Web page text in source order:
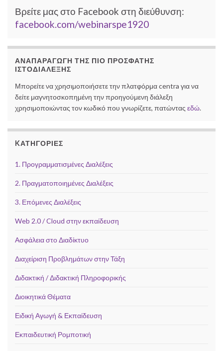
Βρείτε μας στο Facebook στη διεύθυνση:
facebook.com/webinarspe1920
ΑΝΑΠΑΡΑΓΩΓΉ ΤΗΣ ΠΙΟ ΠΡΌΣΦΑΤΗΣ
ΙΣΤΟΔΙΆΛΕΞΗΣ
Μπορείτε να χρησιμοποιήσετε την πλατφόρμα centra για να
δείτε μαγνητοσκοπημένη την προηγούμενη διάλεξη
χρησιμοποιώντας τον κωδικό που γνωρίζετε, πατώντας εδώ.
KΑΤΗΓΟΡΊΕΣ
1. Προγραμματισμένες Διαλέξεις
2. Πραγματοποιημένες Διαλέξεις
3. Επόμενες Διαλέξεις
Web 2.0 / Cloud στην εκπαίδευση
Ασφάλεια στο Διαδίκτυο
Διαχείριση Προβλημάτων στην Τάξη
Διδακτική / Διδακτική Πληροφορικής
Διοικητικά Θέματα
Ειδική Αγωγή & Εκπαίδευση
Εκπαιδευτική Ρομποτική